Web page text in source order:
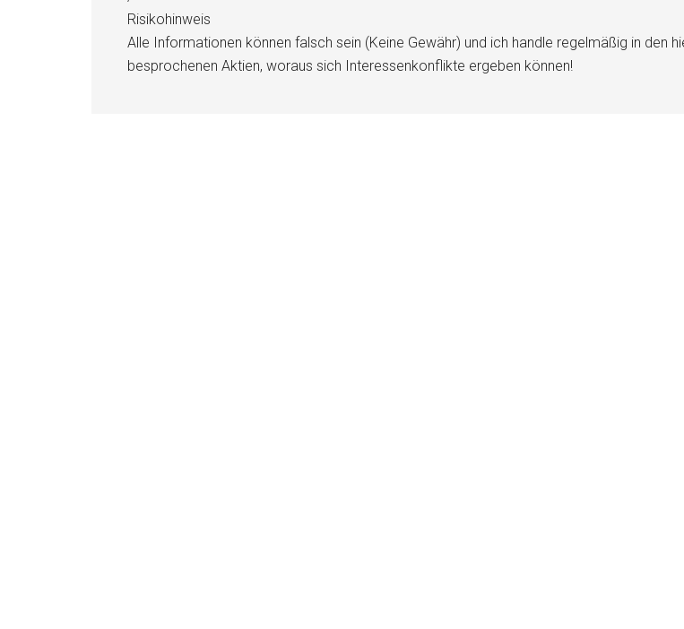
Risikohinweis
Alle Informationen können falsch sein (Keine Gewähr) und ich handle regelmäßig in den
besprochenen Aktien, woraus sich Interessenkonflikte ergeben können!